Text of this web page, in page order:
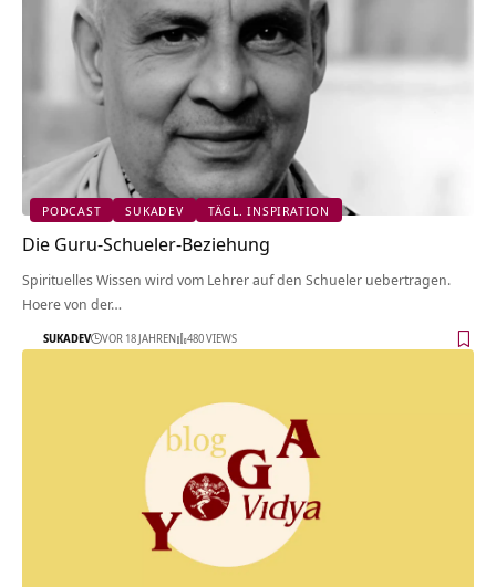
PODCAST SUKADEV TÄGL. INSPIRATION
Die Guru-Schueler-Beziehung
Spirituelles Wissen wird vom Lehrer auf den Schueler uebertragen.
Hoere von der…
SUKADEV VOR 18 JAHREN 480 VIEWS